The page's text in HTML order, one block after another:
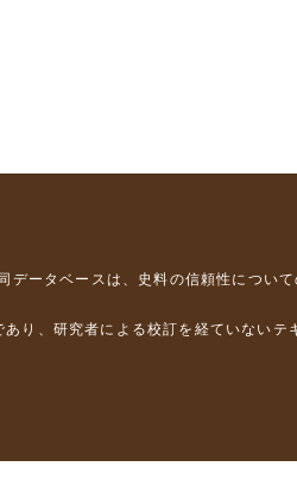
データベースは、史料の信頼性につい
り、研究者による校訂を経ていないテ